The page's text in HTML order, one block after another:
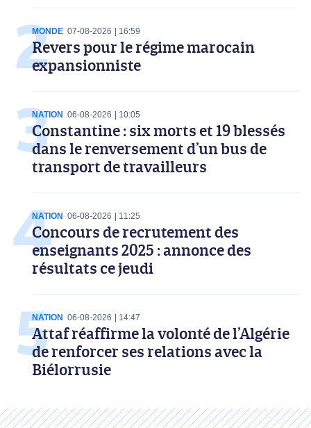
MONDE 07-08-2026 16:59
Revers pour le régime marocain
expansionniste
NATION 06-08-2026 10:05
Constantine : six morts et 19 blessés
dans le renversement d’un bus de
transport de travailleurs
NATION 06-08-2026 11:25
Concours de recrutement des
enseignants 2025 : annonce des
résultats ce jeudi
NATION 06-08-2026 14:47
Attaf réaffirme la volonté de l’Algérie
de renforcer ses relations avec la
Biélorrusie